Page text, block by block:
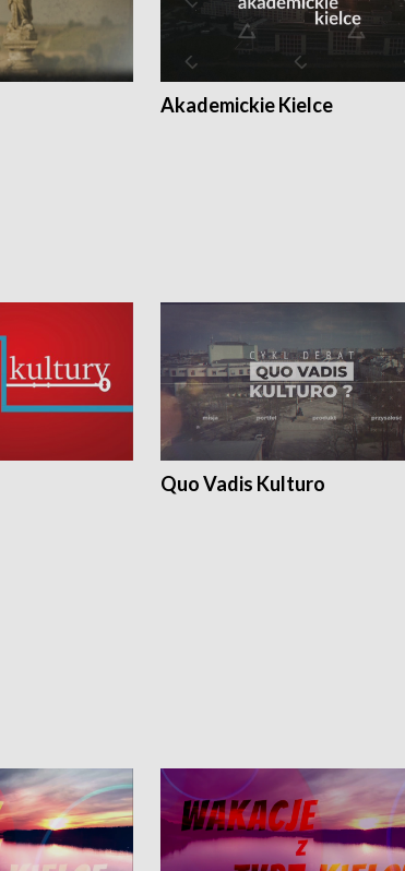
Akademickie Kielce
Quo Vadis Kulturo